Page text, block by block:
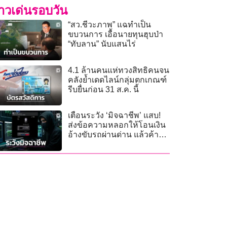
วเด่นรอบวัน
“สว.ชีวะภาพ” แฉทำเป็น
ขบวนการ เอื้อนายทุนฮุบป่า
“ทับลาน” นับแสนไร่
4.1 ล้านคนแห่ทวงสิทธิคนจน
คลังย้ำเดดไลน์กลุ่มตกเกณฑ์
รีบยื่นก่อน 31 ส.ค. นี้
เตือนระวัง ‘มิจฉาชีพ’ แสบ!
ส่งข้อความหลอกให้โอนเงิน
อ้างขับรถผ่านด่าน แล้วค้าง